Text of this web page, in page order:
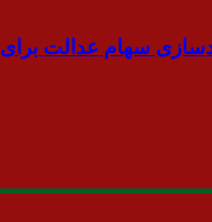
سهام عدالت